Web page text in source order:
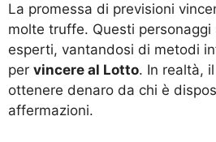
La promessa di previsioni
molte truffe. Questi personaggi
esperti, vantandosi di metodi
per vincere al Lotto. In realtà,
ottenere denaro da chi è
affermazioni.